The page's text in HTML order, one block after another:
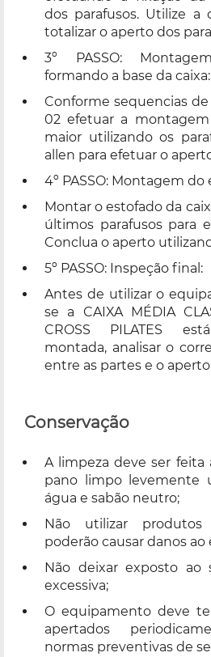
dos parafusos. Utilize a
totalizar o aperto dos
3º PASSO:
formando a base da caixa:
Conforme sequencias
02 efetuar a
maior utilizando os
allen para efetuar o
4º PASSO: Montagem do
Montar o estofado da
últimos parafusos para
Conclua o aperto
5º PASSO: Inspeção final:
Antes de utilizar o
se a CAIXA MÉDIA
CROSS PILATES
montada, analisar o
entre as partes e o
Conservação
A limpeza deve ser feita
pano limpo levemente
água e sabão neutro;
Não utilizar
poderão causar danos
Não deixar exposto ao
excessiva;
O equipamento deve
apertados
normas preventivas de